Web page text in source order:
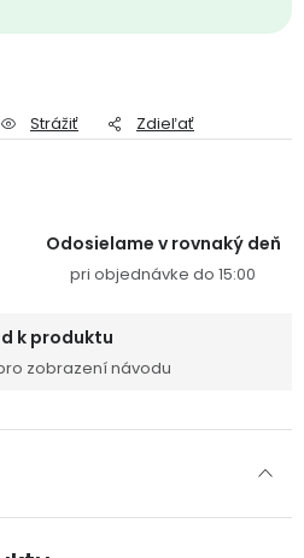
Strážiť Zdieľať
Odosielame v rovnaký deň
pri objednávke do 15:00
k produktu
zobrazení návodu